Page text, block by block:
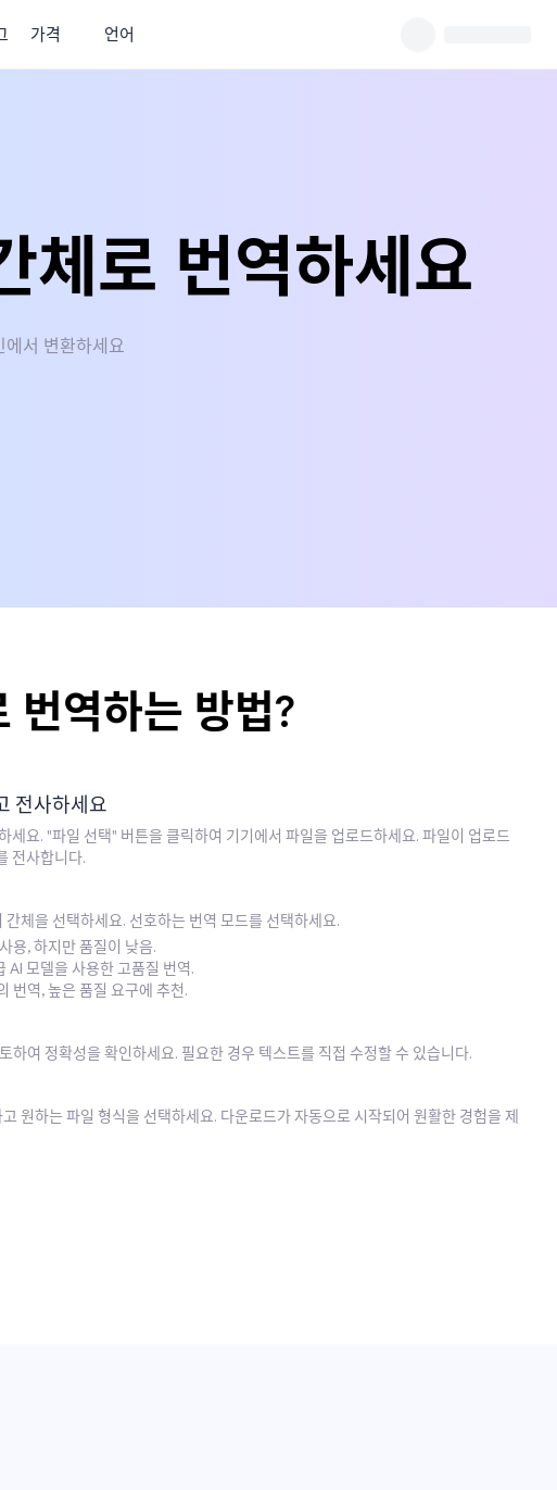
가격 언어
체로 번역하세요
서 변환하세요
번역하는 방법?
전사하세요
세요. "파일 선택" 버튼을 클릭하여 기기에서 파일을 업로드하세요. 파일이 업로드
전사합니다.
체을 선택하세요. 선호하는 번역 모드를 선택하세요.
용, 하지만 품질이 낮음.
AI 모델을 사용한 고품질 번역.
번역, 높은 품질 요구에 추천.
하여 정확성을 확인하세요. 필요한 경우 텍스트를 직접 수정할 수 있습니다.
원하는 파일 형식을 선택하세요. 다운로드가 자동으로 시작되어 원활한 경험을 제